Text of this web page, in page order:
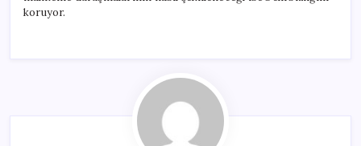
koruyor.